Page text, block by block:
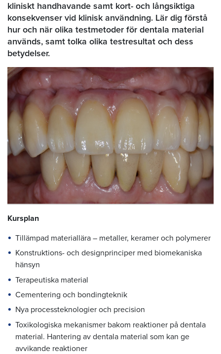
kliniskt handhavande samt kort- och långsiktiga
konsekvenser vid klinisk användning. Lär dig förstå
hur och när olika testmetoder för dentala material
används, samt tolka olika testresultat och dess
betydelser.
Kursplan
Tillämpad materiallära – metaller, keramer och polymerer
Konstruktions- och designprinciper med biomekaniska
hänsyn
Terapeutiska material
Cementering och bondingteknik
Nya processteknologier och precision
Toxikologiska mekanismer bakom reaktioner på dentala
material. Hantering av dentala material som kan ge
avvikande reaktioner